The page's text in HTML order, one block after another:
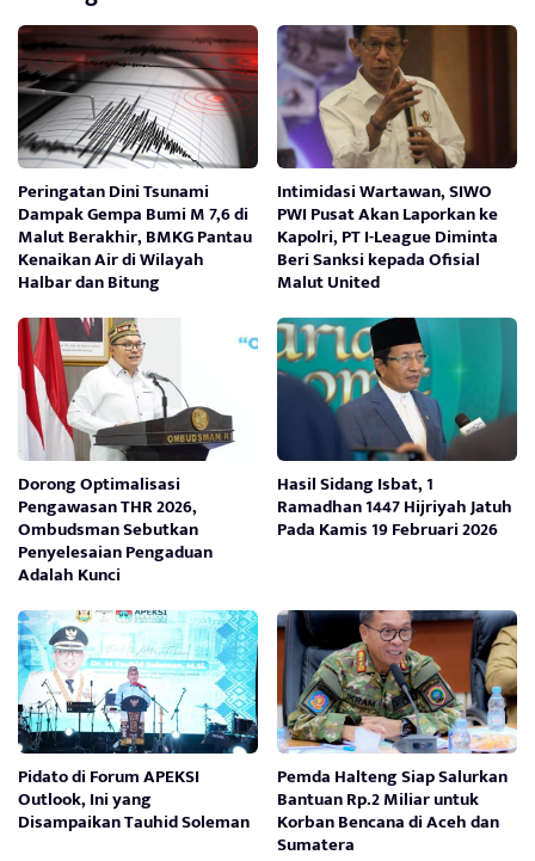
Peringatan Dini Tsunami
Dampak Gempa Bumi M 7,6 di
Malut Berakhir, BMKG Pantau
Kenaikan Air di Wilayah
Halbar dan Bitung
Intimidasi Wartawan, SIWO
PWI Pusat Akan Laporkan ke
Kapolri, PT I-League Diminta
Beri Sanksi kepada Ofisial
Malut United
Dorong Optimalisasi
Pengawasan THR 2026,
Ombudsman Sebutkan
Penyelesaian Pengaduan
Adalah Kunci
Hasil Sidang Isbat, 1
Ramadhan 1447 Hijriyah Jatuh
Pada Kamis 19 Februari 2026
Pidato di Forum APEKSI
Outlook, Ini yang
Disampaikan Tauhid Soleman
Pemda Halteng Siap Salurkan
Bantuan Rp.2 Miliar untuk
Korban Bencana di Aceh dan
Sumatera